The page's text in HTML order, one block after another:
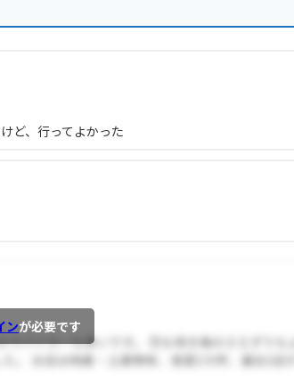
ど、行ってよかった
ンが必要です